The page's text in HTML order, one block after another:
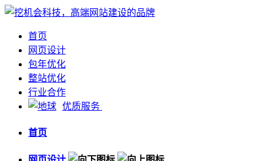
首页
网页设计
包年优化
整站优化
行业合作
优质服务
首页